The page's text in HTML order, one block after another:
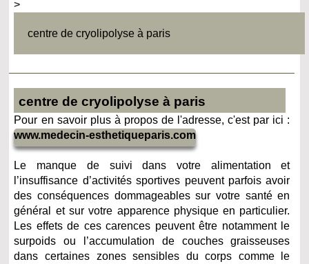
>
centre de cryolipolyse à paris
centre de cryolipolyse à paris
Pour en savoir plus à propos de l'adresse, c'est par ici :
www.medecin-esthetiqueparis.com
Le manque de suivi dans votre alimentation et
l’insuffisance d’activités sportives peuvent parfois avoir
des conséquences dommageables sur votre santé en
général et sur votre apparence physique en particulier.
Les effets de ces carences peuvent être notamment le
surpoids ou l’accumulation de couches graisseuses
dans certaines zones sensibles du corps comme le